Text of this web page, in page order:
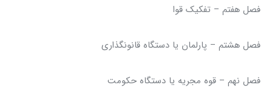
فصل هفتم – تفکیک قوا
فصل هشتم – پارلمان یا دستگاه قانونگذاری
فصل نهم – قوه مجریه یا دستگاه حکومت